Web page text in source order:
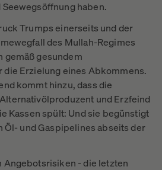
haben.
Trumps einerseits und der
des Mullah-Regimes
gemäß gesundem
die Erzielung eines Abkommens.
kommt hinzu, dass die
und Erzfeind
Kassen spült: Und sie begünstigt
Öl- und Gaspipelines abseits der
Angebotsrisiken - die letzten